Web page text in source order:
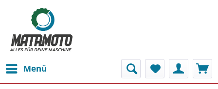
Menü